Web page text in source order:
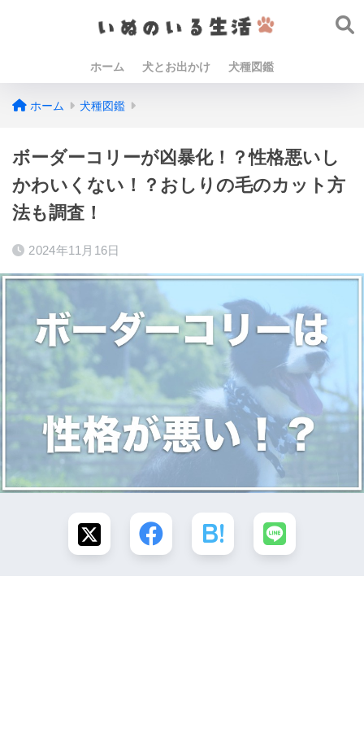
ホーム 犬とお出かけ 犬種図鑑
ホーム 犬種図鑑
ボーダーコリーが凶暴化！？性格悪いし
かわいくない！？おしりの毛のカット方
法も調査！
2024年11月16日